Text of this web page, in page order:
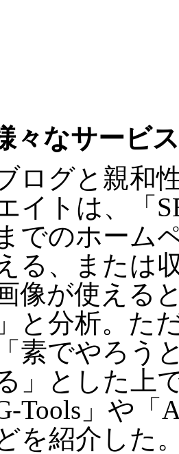
々なサービ
ログと親和
イトは、「
でのホーム
る、または
像が使える
と分析。た
素でやろう
」とした上
G-Tools」や
を紹介した